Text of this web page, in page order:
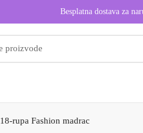
Besplatna dostava za
18-rupa Fashion madrac